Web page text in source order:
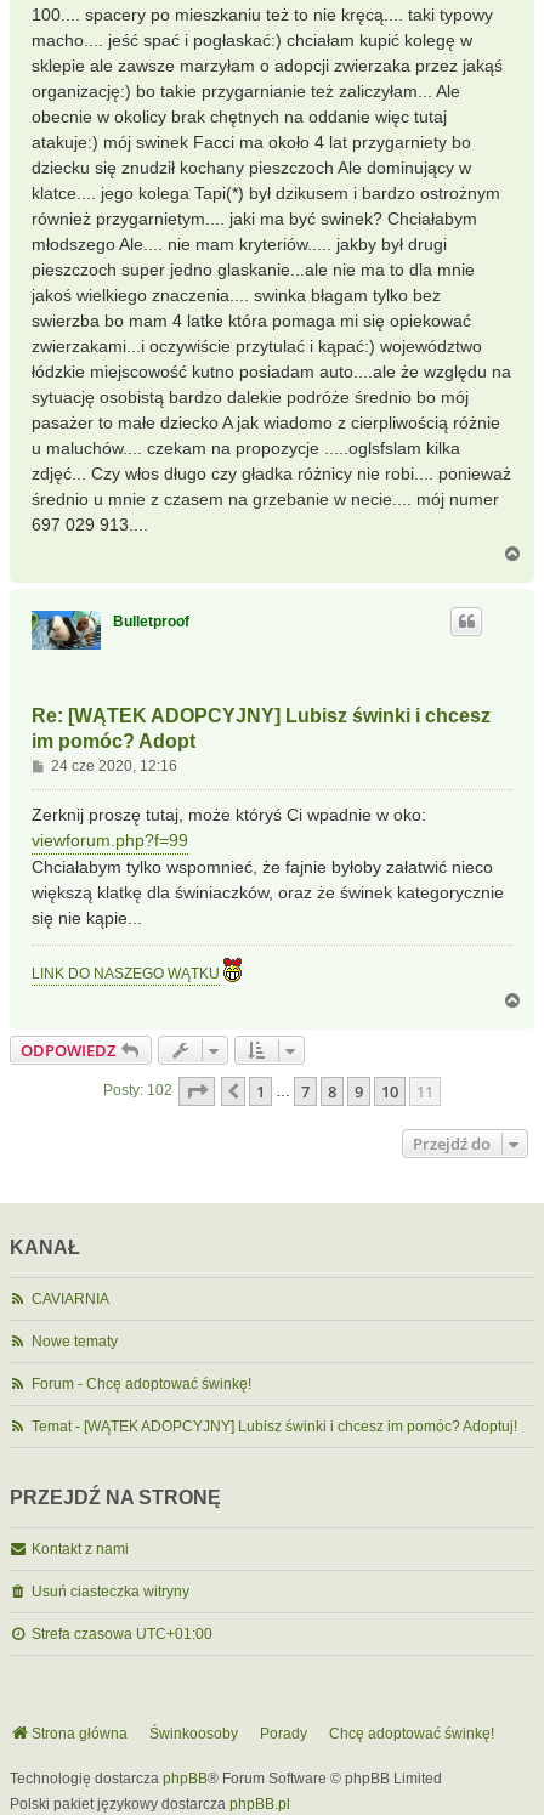
100.... spacery po mieszkaniu też to nie kręcą.... taki typowy
macho.... jeść spać i pogłaskać:) chciałam kupić kolegę w
sklepie ale zawsze marzyłam o adopcji zwierzaka przez jakąś
organizację:) bo takie przygarnianie też zaliczyłam... Ale
obecnie w okolicy brak chętnych na oddanie więc tutaj
atakuje:) mój swinek Facci ma około 4 lat przygarniety bo
dziecku się znudził kochany pieszczoch Ale dominujący w
klatce.... jego kolega Tapi(*) był dzikusem i bardzo ostrożnym
również przygarnietym.... jaki ma być swinek? Chciałabym
młodszego Ale.... nie mam kryteriów..... jakby był drugi
pieszczoch super jedno glaskanie...ale nie ma to dla mnie
jakoś wielkiego znaczenia.... swinka błagam tylko bez
swierzba bo mam 4 latke która pomaga mi się opiekować
zwierzakami...i oczywiście przytulać i kąpać:) województwo
łódzkie miejscowość kutno posiadam auto....ale że względu na
sytuację osobistą bardzo dalekie podróże średnio bo mój
pasażer to małe dziecko A jak wiadomo z cierpliwością różnie
u maluchów.... czekam na propozycje .....oglsfslam kilka
zdjęć... Czy włos długo czy gładka różnicy nie robi.... ponieważ
średnio u mnie z czasem na grzebanie w necie.... mój numer
697 029 913....
Bulletproof
Re: [WĄTEK ADOPCYJNY] Lubisz świnki i chcesz
im pomóc? Adopt
P
o
s
24 cze 2020, 12:16
Zerknij proszę tutaj, może któryś Ci wpadnie w oko:
viewforum.php?f=99
Chciałabym tylko wspomnieć, że fajnie byłoby załatwić nieco
większą klatkę dla świniaczków, oraz że świnek kategorycznie
się nie kąpie...
LINK DO NASZEGO WĄTKU
ODPOWIEDZ
Posty: 102 Strona 11z 11
Poprzednia
1 … 7 8 9 10 11
Przejdź do
KANAŁ
CAVIARNIA
Nowe tematy
Forum - Chcę adoptować świnkę!
Temat - [WĄTEK ADOPCYJNY] Lubisz świnki i chcesz im pomóc? Adoptuj!
PRZEJDŹ NA STRONĘ
Kontakt z nami
Usuń ciasteczka witryny
Strefa czasowa UTC+01:00
Strona główna Świnkoosoby Porady Chcę adoptować świnkę!
Technologię dostarcza phpBB® Forum Software © phpBB Limited
Polski pakiet językowy dostarcza phpBB.pl